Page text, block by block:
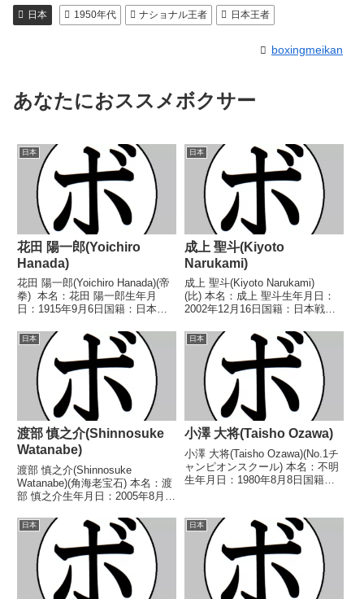
日本 1950年代 ナショナル王者 日本王者
boxingmeikan
あなたにおススメボクサー
日本
花田 陽一郎(Yoichiro
Hanada)
花田 陽一郎(Yoichiro Hanada)(帝
拳) 本名：花田 陽一郎生年月
日：1915年9月6日国籍：日本戦
効試合 【獲得タイトル】1932年
度全日本選手権フライ級優勝(ア
マチュア)第5...
日本
成上 聖斗(Kiyoto
Narukami)
成上 聖斗(Kiyoto Narukami)
(比) 本名：成上 聖斗生年月日：
2002年12月16日国籍：日本戦
タイトル】2016年度全日本UJ王
座決定戦36kg級優勝(アマチュ
ア)2017年度全日本U...
日本
渡部 慎之介(Shinnosuke
Watanabe)
渡部 慎之介(Shinnosuke
Watanabe)(角海老宝石) 本名：渡
部 慎之介生年月日：2005年8月
2分 【獲得タイトル】なし 【戦
歴】2025/02/19 ●2RTKO 柳
修平(三迫)202...
日本
小澤 大将(Taisho Ozawa)
小澤 大将(Taisho Ozawa)(No.1チ
ャンピオンスクール) 本名：不明
生年月日：1980年8月8日国籍：
KSD杯争奪B級トーナメントフェ
ザー級優勝2002...
日本 日本